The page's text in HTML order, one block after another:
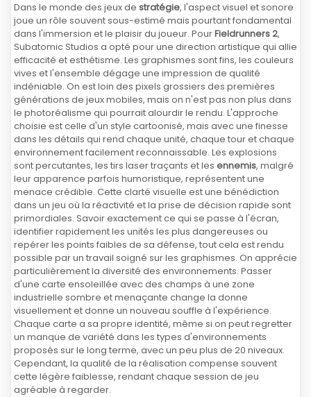
Dans le monde des jeux de stratégie, l'aspect visuel et sonore
joue un rôle souvent sous-estimé mais pourtant fondamental
dans l'immersion et le plaisir du joueur. PourFieldrunners 2,
Subatomic Studios a opté pour une direction artistique qui allie
efficacité et esthétisme. Les graphismes sont fins, les couleurs
vives et l'ensemble dégage une impression de qualité
indéniable. On est loin des pixels grossiers des premières
générations de jeux mobiles, mais on n'est pas non plus dans
le photoréalisme qui pourrait alourdir le rendu. L'approche
choisie est celle d'un style cartoonisé, mais avec une finesse
dans les détails qui rend chaque unité, chaque tour et chaque
environnement facilement reconnaissable. Les explosions
sont percutantes, les tirs laser traçants et les ennemis, malgré
leur apparence parfois humoristique, représentent une
menace crédible. Cette clarté visuelle est une bénédiction
dans un jeu où la réactivité et la prise de décision rapide sont
primordiales. Savoir exactement ce qui se passe à l'écran,
identifier rapidement les unités les plus dangereuses ou
repérer les points faibles de sa défense, tout cela est rendu
possible par un travail soigné sur les graphismes. On apprécie
particulièrement la diversité des environnements. Passer
d'une carte ensoleillée avec des champs à une zone
industrielle sombre et menaçante change la donne
visuellement et donne un nouveau souffle à l'expérience.
Chaque carte a sa propre identité, même si on peut regretter
un manque de variété dans les types d'environnements
proposés sur le long terme, avec un peu plus de 20 niveaux.
Cependant, la qualité de la réalisation compense souvent
cette légère faiblesse, rendant chaque session de jeu
agréable à regarder.